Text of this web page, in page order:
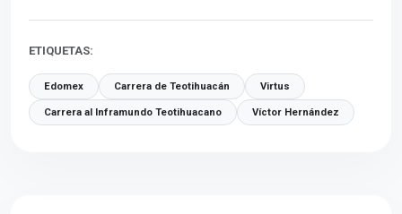
ETIQUETAS:
Edomex Carrera de Teotihuacán Virtus
Carrera al Inframundo Teotihuacano Víctor Hernández